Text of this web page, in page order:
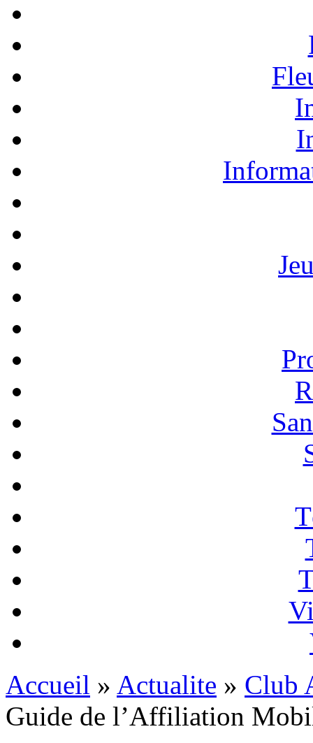
Accueil » Actualite » Club
Guide de l’Affiliation